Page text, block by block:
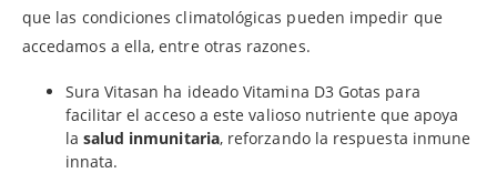
que las condiciones climatológicas pueden impedir que
accedamos a ella, entre otras razones.
Sura Vitasan ha ideado Vitamina D3 Gotas para
facilitar el acceso a este valioso nutriente que apoya
la salud inmunitaria, reforzando la respuesta inmune
innata.